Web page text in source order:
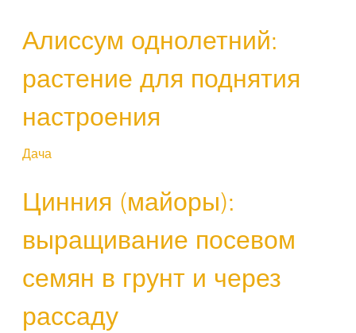
Алиссум однолетний:
растение для поднятия
настроения
Дача
Цинния (майоры):
выращивание посевом
семян в грунт и через
рассаду